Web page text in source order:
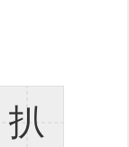
扒